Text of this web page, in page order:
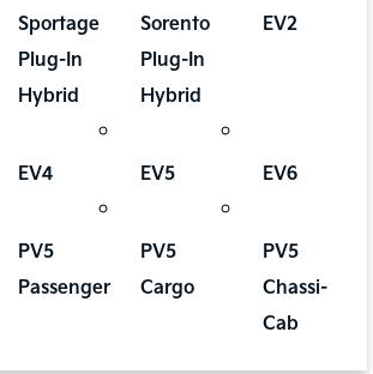
Sportage
Plug-In
Hybrid
Sorento
Plug-In
Hybrid
EV2
EV4 EV5 EV6
PV5
Passenger
PV5
Cargo
PV5
Chassi-
Cab